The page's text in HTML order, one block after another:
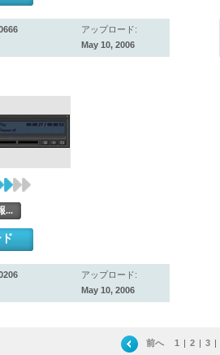
アップロード:
May 10, 2006
...
ド
アップロード:
May 10, 2006
前へ 1 2 3